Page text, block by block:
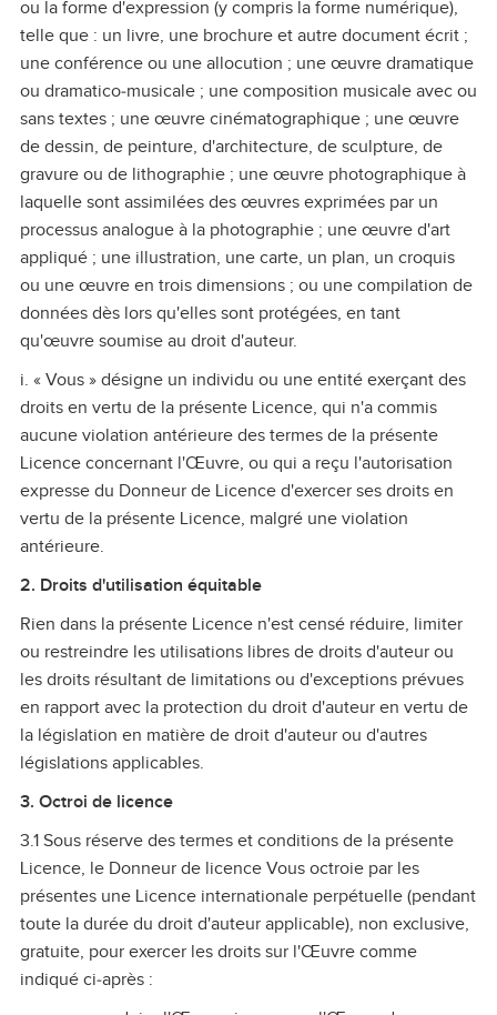
ou la forme d'expression (y compris la forme numérique),
telle que : un livre, une brochure et autre document écrit ;
une conférence ou une allocution ; une œuvre dramatique
ou dramatico‑musicale ; une composition musicale avec ou
sans textes ; une œuvre cinématographique ; une œuvre
de dessin, de peinture, d'architecture, de sculpture, de
gravure ou de lithographie ; une œuvre photographique à
laquelle sont assimilées des œuvres exprimées par un
processus analogue à la photographie ; une œuvre d'art
appliqué ; une illustration, une carte, un plan, un croquis
ou une œuvre en trois dimensions ; ou une compilation de
données dès lors qu'elles sont protégées, en tant
qu'œuvre soumise au droit d'auteur.
i. « Vous » désigne un individu ou une entité exerçant des
droits en vertu de la présente Licence, qui n'a commis
aucune violation antérieure des termes de la présente
Licence concernant l'Œuvre, ou qui a reçu l'autorisation
expresse du Donneur de Licence d'exercer ses droits en
vertu de la présente Licence, malgré une violation
antérieure.
2. Droits d'utilisation équitable
Rien dans la présente Licence n'est censé réduire, limiter
ou restreindre les utilisations libres de droits d'auteur ou
les droits résultant de limitations ou d'exceptions prévues
en rapport avec la protection du droit d'auteur en vertu de
la législation en matière de droit d'auteur ou d'autres
législations applicables.
3. Octroi de licence
3.1 Sous réserve des termes et conditions de la présente
Licence, le Donneur de licence Vous octroie par les
présentes une Licence internationale perpétuelle (pendant
toute la durée du droit d'auteur applicable), non exclusive,
gratuite, pour exercer les droits sur l'Œuvre comme
indiqué ci‑après :